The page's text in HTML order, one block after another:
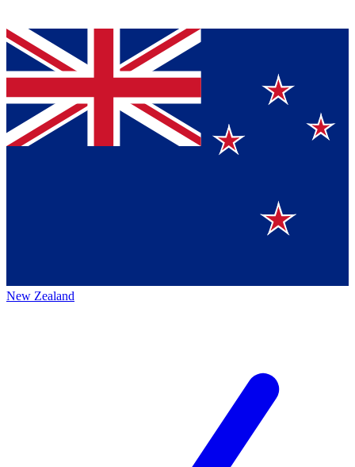
New Zealand